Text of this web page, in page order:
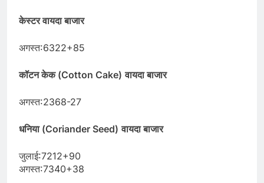
केस्टर वायदा बाजार
अगस्त:6322+85
कॉटन केक (Cotton Cake) वायदा बाजार
अगस्त:2368-27
धनिया (Coriander Seed) वायदा बाजार
जुलाई:7212+90
अगस्त:7340+38